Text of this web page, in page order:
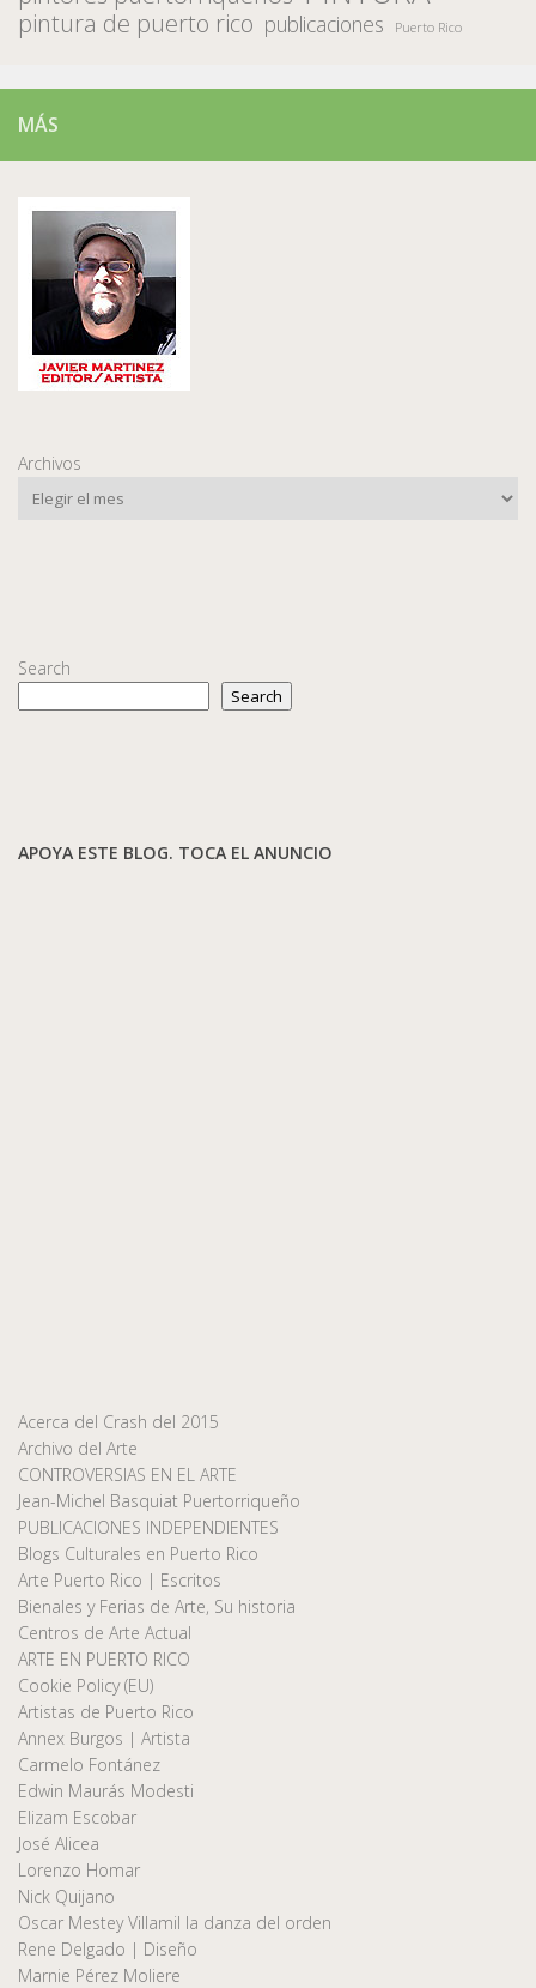
pintura de puerto rico publicaciones Puerto Rico
MÁS
Archivos
Search
Search
APOYA ESTE BLOG. TOCA EL ANUNCIO
Acerca del Crash del 2015
Archivo del Arte
CONTROVERSIAS EN EL ARTE
Jean-Michel Basquiat Puertorriqueño
PUBLICACIONES INDEPENDIENTES
Blogs Culturales en Puerto Rico
Arte Puerto Rico | Escritos
Bienales y Ferias de Arte, Su historia
Centros de Arte Actual
ARTE EN PUERTO RICO
Cookie Policy (EU)
Artistas de Puerto Rico
Annex Burgos | Artista
Carmelo Fontánez
Edwin Maurás Modesti
Elizam Escobar
José Alicea
Lorenzo Homar
Nick Quijano
Oscar Mestey Villamil la danza del orden
Rene Delgado | Diseño
Marnie Pérez Moliere